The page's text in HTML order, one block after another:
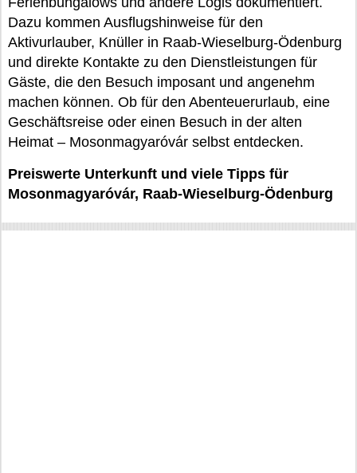
Dazu kommen Ausflugshinweise für den
Aktivurlauber, Knüller in Raab-Wieselburg-Ödenburg
und direkte Kontakte zu den Dienstleistungen für
Gäste, die den Besuch imposant und angenehm
machen können. Ob für den Abenteuerurlaub, eine
Geschäftsreise oder einen Besuch in der alten
Heimat – Mosonmagyaróvár selbst entdecken.
Preiswerte Unterkunft und viele Tipps für
Mosonmagyaróvár, Raab-Wieselburg-Ödenburg